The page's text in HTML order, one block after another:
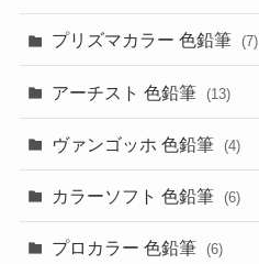
プリズマカラー 色鉛筆 (7)
アーチスト 色鉛筆 (13)
ヴァンゴッホ 色鉛筆 (4)
カラーソフト 色鉛筆 (6)
プロカラー 色鉛筆 (6)